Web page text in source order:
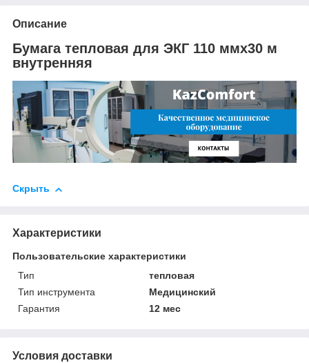
Описание
Бумага тепловая для ЭКГ 110 ммх30 м
внутренняя
Скрыть
Характеристики
Пользовательские характеристики
Тип
тепловая
Тип инструмента
Медицинский
Гарантия
12 мес
Условия доставки